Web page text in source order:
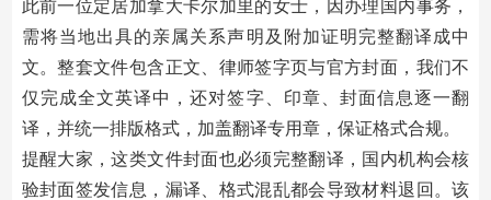
此前一位定居加拿大卡尔加里的女士，因办理国内事务，
需将当地出具的亲属关系声明及附加证明完整翻译成中
文。整套文件包含正文、律师签字页与官方封面，我们不
仅完成全文英译中，还对签字、印章、封面信息逐一翻
译，并统一排版格式，加盖翻译专用章，保证格式合规。
提醒大家，这类文件封面也必须完整翻译，国内机构会核
验封面签发信息，漏译、格式混乱都会导致材料退回。该